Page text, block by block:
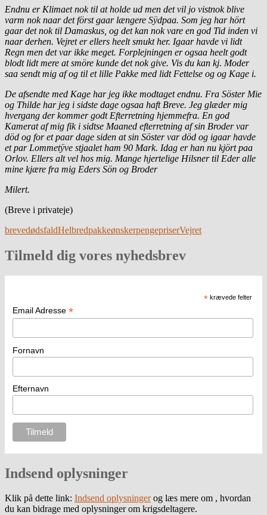
Endnu er Klimaet nok til at holde ud men det vil jo vistnok blive
varm nok naar det först gaar længere Sÿdpaa. Som jeg har hört
gaar det nok til Damaskus, og det kan nok vare en god Tid inden vi
naar derhen. Vejret er ellers heelt smukt her. Igaar havde vi lidt
Regn men det var ikke meget. Forplejningen er ogsaa heelt godt
blodt lidt mere at smöre kunde det nok give. Vis du kan kj. Moder
saa sendt mig af og til et lille Pakke med lidt Fettelse og og Kage i.
De afsendte med Kage har jeg ikke modtaget endnu. Fra Söster Mie
og Thilde har jeg i sidste dage ogsaa haft Breve. Jeg glæder mig
hvergang der kommer godt Efterretning hjemmefra. En god
Kamerat af mig fik i sidtse Maaned efterretning af sin Broder var
död og for et paar dage siden at sin Söster var död og igaar havde
et par Lommetÿve stjaalet ham 90 Mark. Idag er han nu kjört paa
Orlov. Ellers alt vel hos mig. Mange hjertelige Hilsner til Eder alle
mine kjære fra mig Eders Sön og Broder
Milert.
(Breve i privateje)
brevedødsfaldHelbredpakkeønskerpengepriserVejret
Tilmeld dig vores nyhedsbrev
* krævede felter
Email Adresse *
Fornavn
Efternavn
Indsend oplysninger
Klik på dette link: Indsend oplysningerog læs mere om , hvordan
du kan bidrage med oplysninger om krigsdeltagere.